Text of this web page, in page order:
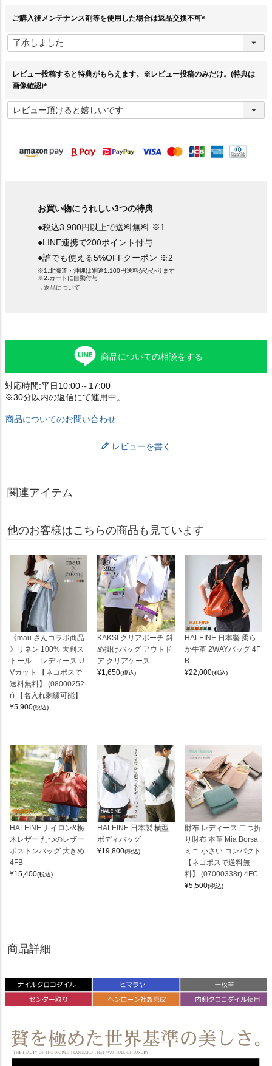
ご購入後メンテナンス剤等を使用した場合は返品交換不可
須
レビュー投稿すると特典がもらえます。※レビュー投稿のみだけ。(特典は
画像確認)
必
須
お買い物にうれしい3つの特典
●税込3,980円以上で送料無料 ※1
●LINE連携で200ポイント付与
●誰でも使える5%OFFクーポン ※2
※1.北海道・沖縄は別途1,100円送料がかかります
※2.カートに自動付与
→返品について
商品についての相談をする
対応時間:平日10:00～17:00
※30分以内の返信にて運用中。
商品についてのお問い合わせ
レビューを書く
関連アイテム
他のお客様はこちらの商品も見ています
《mau.さんコラボ商品
》リネン 100% 大判ス
トール レディース U
Vカット 【ネコポスで
送料無料】 (08000252
r) 【名入れ刺繍可能】
¥5,900(税込)
KAKSI クリアポーチ 斜
め掛けバッグ アウトド
ア クリアケース
¥1,650(税込)
HALEINE 日本製 柔ら
か牛革 2WAYバッグ 4F
B
¥22,000(税込)
HALEINE ナイロン&栃
木レザー たつのレザー
ボストンバッグ 大きめ
4FB
¥15,400(税込)
HALEINE 日本製 横型
ボディバッグ
¥19,800(税込)
財布 レディース 二つ折
り財布 本革 Mia Borsa
ミニ 小さい コンパクト
【ネコポスで送料無
料】 (07000338r) 4FC
¥5,500(税込)
商品詳細